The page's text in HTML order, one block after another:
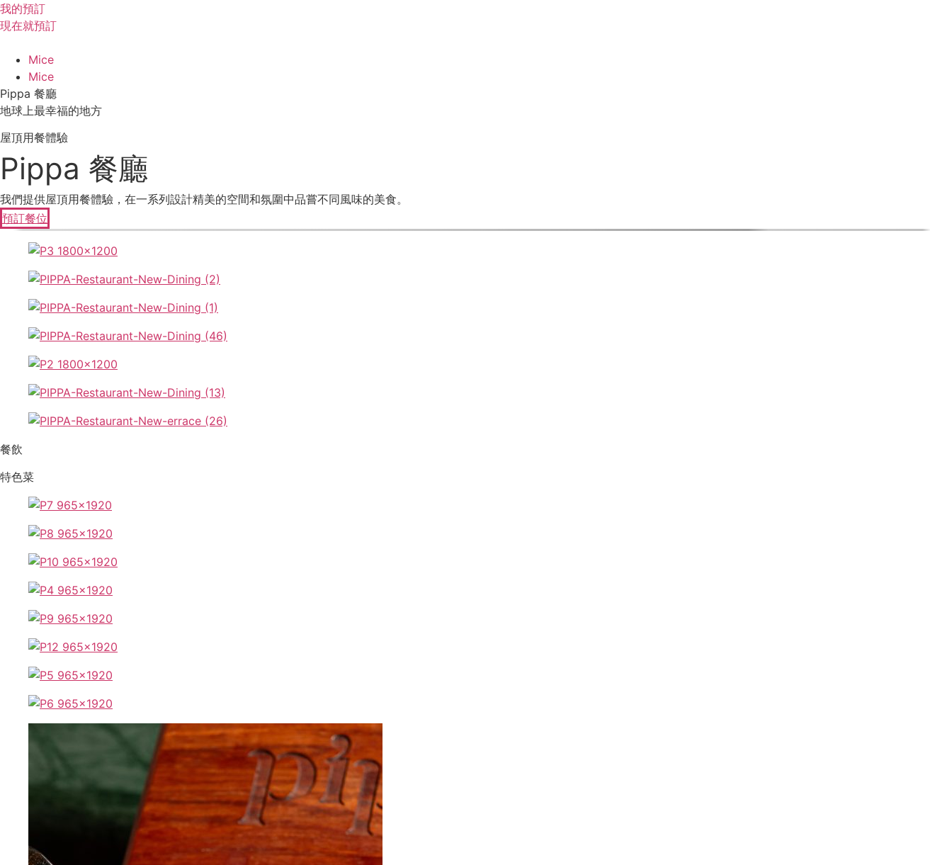
跳
至
容
我的預訂
現在就預訂
Mice
Mice
Pippa 餐廳
地球上最幸福的地方
屋頂用餐體驗
Pippa 餐廳
我們提供屋頂用餐體驗，在一系列設計精美的空間和氛圍中品嘗不同風味的美食。
預訂餐位
菜
喝
酒
查看功能表
餐飲
特色菜